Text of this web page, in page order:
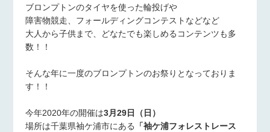
ブロンプトンのタイヤを使った輪投げや
障害物競走、フォールディングコンテストなどなど
大人から子供まで、どなたでも楽しめるコンテンツも多
数！！
そんな年に一度のブロンプトンのお祭りとなっておりま
す！！
今年2020年の開催は3月29日（日）
場所は千葉県袖ケ浦市にある
「袖ケ浦フォレストレース